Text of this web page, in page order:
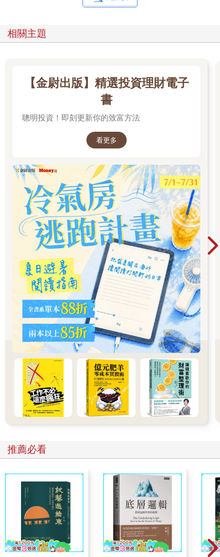
我們人類早已忘記經濟活動是受惠於自然環境才得以成形，毫無
由於我們的生活與環境息息相關，所以若是繼續對環境造成負
」代表的「社會」到底是什麼意思呢？
ESG的「S」指的是「社會（Social）」，大部分的人都不太知道
「社會」的具體意思是什麼，就這點而言，「S（社會）」或許比
「E（環境）」更難以理解。
ESG的「S（社會）」屬於必須整個社會一起了解與解決的問
動、兒童勞動、性騷擾、職權騷擾這類問題。說得更極端一點，
大部分不屬於環境問題的問題都屬於「S（社會）」的問題。
比方說，世界經濟論壇每年都會發表說明男女不平等程度的性別
落差指數，而日本在G7之中，也屬於極度落後的國家。雖說日本
的性別平等意識逐漸高漲，但從2021年3月發表的排行來看，日本
在156個國家之中為第120名，可見男女之間的落差仍十分明顯。
一如「karoshi（過勞死）」已成為常見的英文單字，這種工作到
死的過度勞動也是日本的一大問題，後遺症之一的自殺也屢屢成
進入2021年之後，美國與其他國家開始將優衣庫（UNIQLO）使
用中國新疆維吾爾自治區生產的棉花視為一大問題，因為許多國
家懷疑身為少數民族的維吾爾民族被中國政府強迫生產棉花，也
造成了嚴重的人權問題。
ESG的「S」指的是思考這類社會問題的對策，以及採取行動。
」的「公司治理」到底是什麼意思呢？
企業最該做的事情就是風險管理
代表「G」的「治理（Governance）」是英文「Govern」這個動
詞的名詞型，意思是「統治、治理、管理」，也常以「集團、組
織的統治、治理、管理」的意思來使用，而ESG的「G」則通常
是指「公司治理（corporate governance）」的意思，以「治理良
好」或「治理失靈」這類說法來形容公司的營運狀況。
這個詞彙之所以受到矚目，是因為企業醜聞屢屢躍上新聞版面。
比方說，簡保生命保險不當銷售保單的行為，或是駿河銀行對房
地產投資計畫的不當放款，都是治理不當的組織醜聞，而這些醜
公司雖然被日本的金管會處罰，禁止從事部分業務，但失去社會
大眾信任這件事已讓他們付出極大的經營成本。
治理不當的組織常會發生醜聞或是問題，這會讓股東或是消費者
轉身離去，也會讓組織的競爭力、獲利力下滑，造成經營危機。
反過來說，如果能打造治理得當的組織，就能避免發生無可挽回
的風險。此外，「公司治理」這一塊也要重視與「E（環境）」和
「S（社會）」有關的永續發展（sustainability），這也是相當重
要的經營課題，藉此評估企業是否長期治理得當。
為什麼ESG會受到關注？
相關主題
【金尉出版】精選投資理財電子
書
聰明投資！即刻更新你的致富方法
看更多
推薦必看